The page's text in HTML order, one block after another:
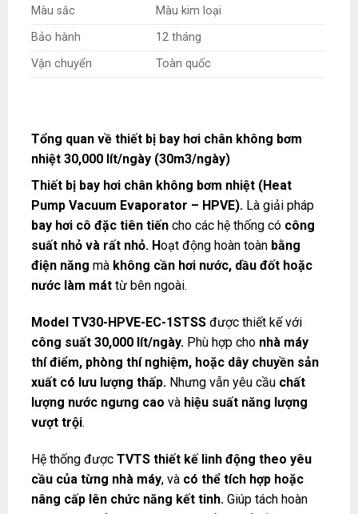
Màu sắc
Màu kim loại
Bảo hành
12 tháng
Vận chuyển
Toàn quốc
Tổng quan về thiết bị bay hơi chân không bơm
nhiệt 30,000 lít/ngày (30m3/ngày)
Thiết bị bay hơi chân không bơm nhiệt (Heat
Pump Vacuum Evaporator – HPVE). Là giải pháp
bay hơi cô đặc tiên tiến cho các hệ thống có công
suất nhỏ và rất nhỏ. Hoạt động hoàn toàn bằng
điện năng mà không cần hơi nước, dầu đốt hoặc
nước làm mát từ bên ngoài.
Model TV30-HPVE-EC-1STSS được thiết kế với
công suất 30,000 lít/ngày. Phù hợp cho nhà máy
thí điểm, phòng thí nghiệm, hoặc dây chuyền sản
xuất có lưu lượng thấp. Nhưng vẫn yêu cầu chất
lượng nước ngưng cao và hiệu suất năng lượng
vượt trội.
Hệ thống đượcTVTS thiết kế linh động theo yêu
cầu của từng nhà máy, và có thể tích hợp hoặc
nâng cấp lên chức năng kết tinh.Giúp tách hoàn